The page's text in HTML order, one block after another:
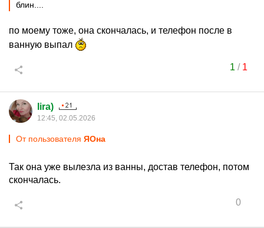
блин....
по моему тоже, она скончалась, и телефон после в
ванную выпал
1 / 1
lira)
12:45, 02.05.2026
От пользователя ЯОна
Так она уже вылезла из ванны, достав телефон, потом
скончалась.
0